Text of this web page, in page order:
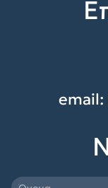
email: